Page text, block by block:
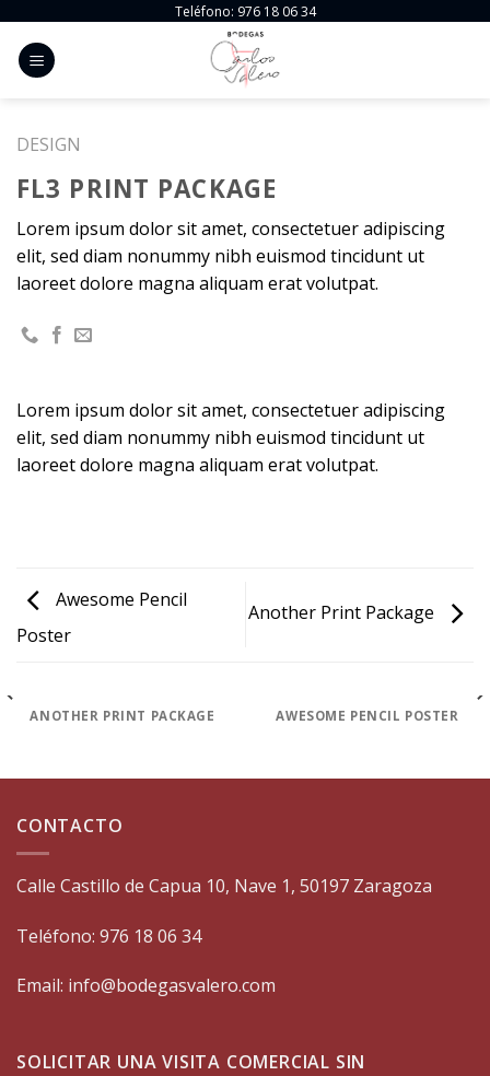
content
Teléfono: 976 18 06 34
DESIGN
FL3 PRINT PACKAGE
Lorem ipsum dolor sit amet, consectetuer adipiscing
elit, sed diam nonummy nibh euismod tincidunt ut
laoreet dolore magna aliquam erat volutpat.
Lorem ipsum dolor sit amet, consectetuer adipiscing
elit, sed diam nonummy nibh euismod tincidunt ut
laoreet dolore magna aliquam erat volutpat.
Awesome Pencil
Poster
Another Print Package
ANOTHER PRINT PACKAGE AWESOME PENCIL POSTER
CONTACTO
Calle Castillo de Capua 10, Nave 1, 50197 Zaragoza
Teléfono: 976 18 06 34
Email: info@bodegasvalero.com
SOLICITAR UNA VISITA COMERCIAL SIN